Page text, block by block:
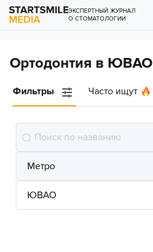
ЭКСПЕРТНЫЙ ЖУРНАЛ
О СТОМАТОЛОГИИ
Ортодонтия в ЮВАО
Фильтры Часто ищут